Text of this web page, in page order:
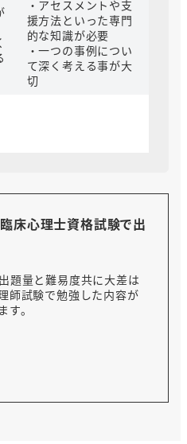
・アセスメントや支
援方法といった専門
的な知識が必要
・一つの事例につい
て深く考える事が大
切
床心理士資格試験で出
題量と難易度共に大差は
師試験で勉強した内容が
。